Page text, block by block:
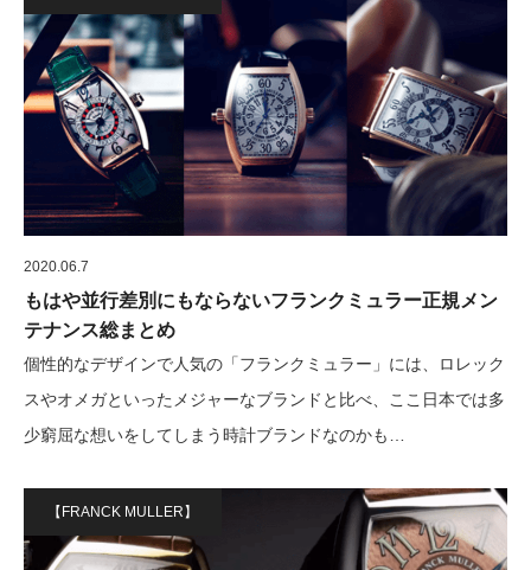
2020.06.7
もはや並行差別にもならないフランクミュラー正規メン
テナンス総まとめ
個性的なデザインで人気の「フランクミュラー」には、ロレック
スやオメガといったメジャーなブランドと比べ、ここ日本では多
少窮屈な想いをしてしまう時計ブランドなのかも…
【FRANCK MULLER】